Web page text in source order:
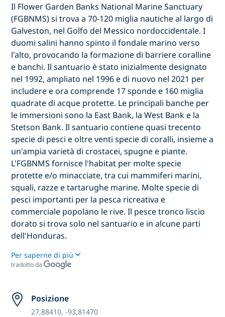
Il Flower Garden Banks National Marine Sanctuary
(FGBNMS) si trova a 70-120 miglia nautiche al largo di
Galveston, nel Golfo del Messico nordoccidentale. I
duomi salini hanno spinto il fondale marino verso
l'alto, provocando la formazione di barriere coralline
e banchi. Il santuario è stato inizialmente designato
nel 1992, ampliato nel 1996 e di nuovo nel 2021 per
includere e ora comprende 17 sponde e 160 miglia
quadrate di acque protette. Le principali banche per
le immersioni sono la East Bank, la West Bank e la
Stetson Bank. Il santuario contiene quasi trecento
specie di pesci e oltre venti specie di coralli, insieme a
un'ampia varietà di crostacei, spugne e piante.
L'FGBNMS fornisce l'habitat per molte specie
protette e/o minacciate, tra cui mammiferi marini,
squali, razze e tartarughe marine. Molte specie di
pesci importanti per la pesca ricreativa e
commerciale popolano le rive. Il pesce tronco liscio
dorato si trova solo nel santuario e in alcune parti
dell'Honduras.
Per saperne di più
tradotto da
Posizione
27,88410, -93,81470